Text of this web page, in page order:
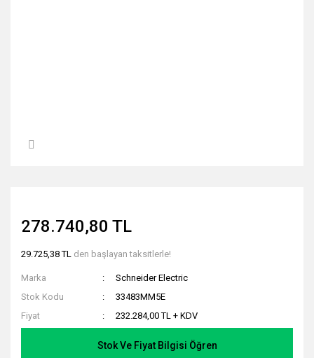
278.740,80 TL
29.725,38 TL den başlayan taksitlerle!
Marka
Schneider Electric
Stok Kodu
33483MM5E
Fiyat
232.284,00 TL + KDV
Stok Ve Fiyat Bilgisi Öğren